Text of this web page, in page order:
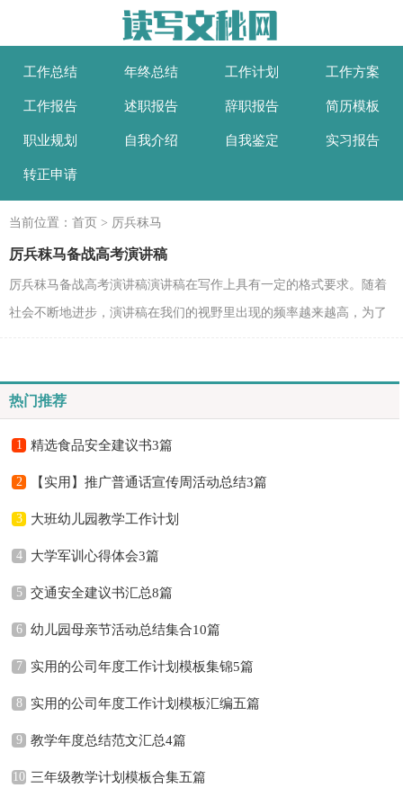
工作总结 年终总结 工作计划 工作方案
工作报告 述职报告 辞职报告 简历模板
职业规划 自我介绍 自我鉴定 实习报告
转正申请
当前位置： 首页 > 厉兵秣马
厉兵秣马备战高考演讲稿
厉兵秣马备战高考演讲稿演讲稿在写作上具有一定的格式要求。随着
社会不断地进步，演讲稿在我们的视野里出现的频率越来越高，为了
热门推荐
1 精选食品安全建议书3篇
2 【实用】推广普通话宣传周活动总结3篇
3 大班幼儿园教学工作计划
4 大学军训心得体会3篇
5 交通安全建议书汇总8篇
6 幼儿园母亲节活动总结集合10篇
7 实用的公司年度工作计划模板集锦5篇
8 实用的公司年度工作计划模板汇编五篇
9 教学年度总结范文汇总4篇
10 三年级教学计划模板合集五篇